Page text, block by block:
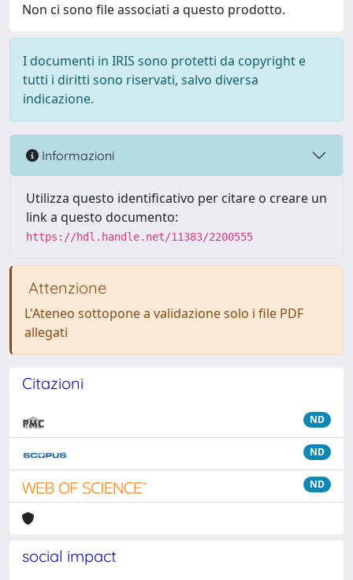
Non ci sono file associati a questo prodotto.
I documenti in IRIS sono protetti da copyright e
tutti i diritti sono riservati, salvo diversa
indicazione.
Informazioni
Utilizza questo identificativo per citare o creare un
link a questo documento:
https://hdl.handle.net/11383/2200555
Attenzione
L'Ateneo sottopone a validazione solo i file PDF
allegati
Citazioni
ND
ND
ND
social impact